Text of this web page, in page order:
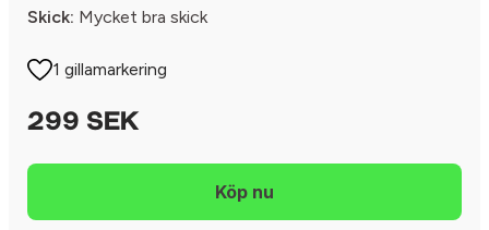
Skick: Mycket bra skick
1 gillamarkering
299 SEK